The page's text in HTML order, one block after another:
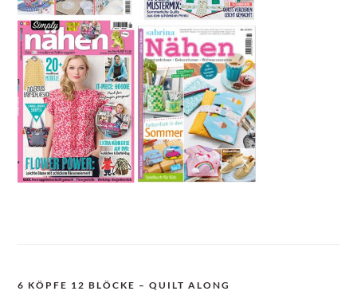
6 KÖPFE 12 BLÖCKE – QUILT ALONG